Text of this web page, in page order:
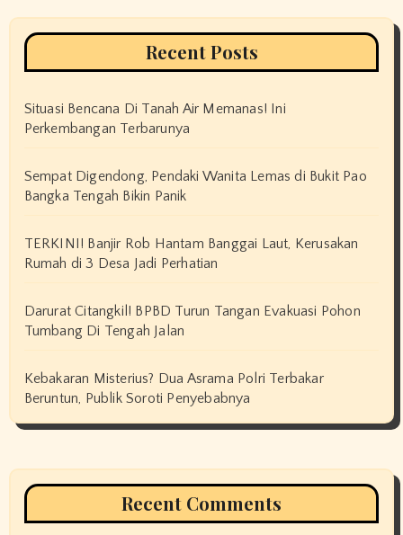
Recent Posts
Situasi Bencana Di Tanah Air Memanas! Ini
Perkembangan Terbarunya
Sempat Digendong, Pendaki Wanita Lemas di Bukit Pao
Bangka Tengah Bikin Panik
TERKINI! Banjir Rob Hantam Banggai Laut, Kerusakan
Rumah di 3 Desa Jadi Perhatian
Darurat Citangkil! BPBD Turun Tangan Evakuasi Pohon
Tumbang Di Tengah Jalan
Kebakaran Misterius? Dua Asrama Polri Terbakar
Beruntun, Publik Soroti Penyebabnya
Recent Comments